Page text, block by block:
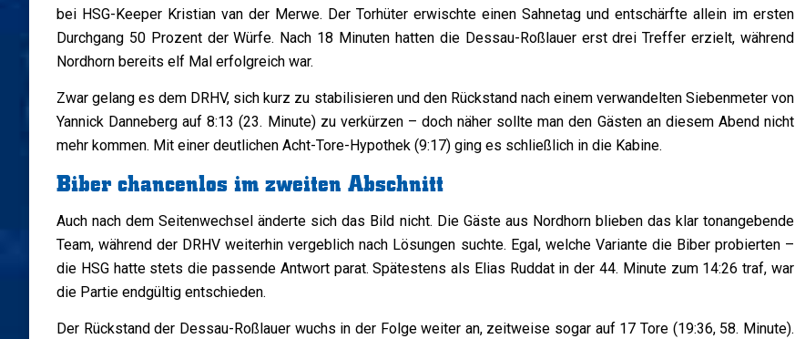
bei HSG-Keeper Kristian van der Merwe. Der Torhüter erwischte einen Sahnetag und entschärfte allein im ersten
Durchgang 50 Prozent der Würfe. Nach 18 Minuten hatten die Dessau-Roßlauer erst drei Treffer erzielt, während
Nordhorn bereits elf Mal erfolgreich war.
Zwar gelang es dem DRHV, sich kurz zu stabilisieren und den Rückstand nach einem verwandelten Siebenmeter von
Yannick Danneberg auf 8:13 (23. Minute) zu verkürzen – doch näher sollte man den Gästen an diesem Abend nicht
mehr kommen. Mit einer deutlichen Acht-Tore-Hypothek (9:17) ging es schließlich in die Kabine.
Biber chancenlos im zweiten Abschnitt
Auch nach dem Seitenwechsel änderte sich das Bild nicht. Die Gäste aus Nordhorn blieben das klar tonangebende
Team, während der DRHV weiterhin vergeblich nach Lösungen suchte. Egal, welche Variante die Biber probierten –
die HSG hatte stets die passende Antwort parat. Spätestens als Elias Ruddat in der 44. Minute zum 14:26 traf, war
die Partie endgültig entschieden.
Der Rückstand der Dessau-Roßlauer wuchs in der Folge weiter an, zeitweise sogar auf 17 Tore (19:36, 58. Minute).